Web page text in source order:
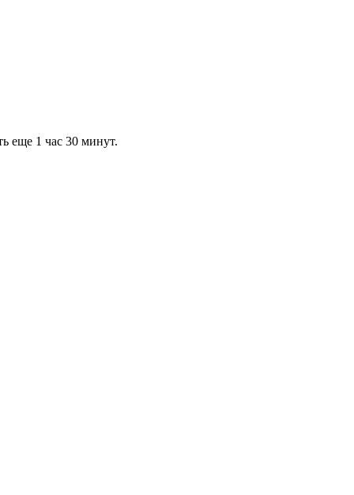
еще 1 час 30 минут.